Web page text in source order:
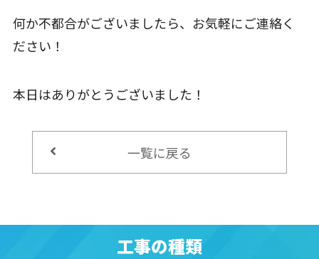
何か不都合がございましたら、お気軽にご連絡く
ださい！
本日はありがとうございました！
一覧に戻る
工事の種類